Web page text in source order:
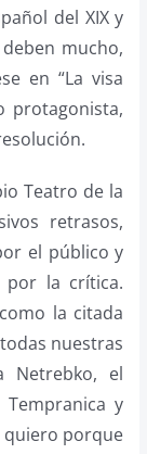
del XIX y
mucho,
en “La visa
protagonista,
Teatro de la
retrasos,
el público y
por la crítica.
la citada
nuestras
Netrebko, el
y
quiero porque